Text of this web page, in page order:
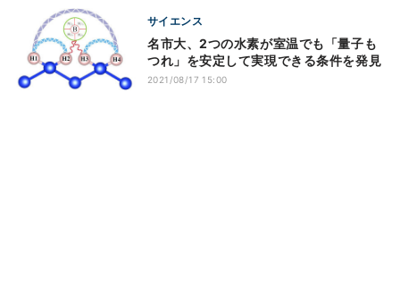
サイエンス
名市大、2つの水素が室温でも「量子も
つれ」を安定して実現できる条件を発見
2021/08/17 15:00